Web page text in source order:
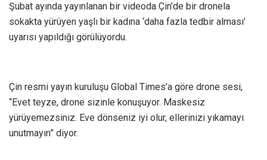
Şubat ayında yayınlanan bir videoda Çin’de bir dronela
sokakta yürüyen yaşlı bir kadına ‘daha fazla tedbir alması’
uyarısı yapıldığı görülüyordu.
Çin resmi yayın kuruluşu Global Times’a göre drone sesi,
“Evet teyze, drone sizinle konuşuyor. Maskesiz
yürüyemezsiniz. Eve dönseniz iyi olur, ellerinizi yıkamayı
unutmayın” diyor.